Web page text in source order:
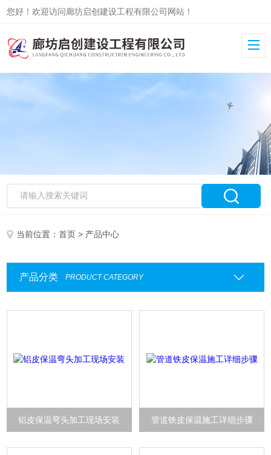
您好！欢迎访问廊坊启创建设工程有限公司网站！
当前位置：首页 > 产品中心
产品分类 PRODUCT CATEGORY
铝皮保温弯头加工现场安装 管道铁皮保温施工详细步骤